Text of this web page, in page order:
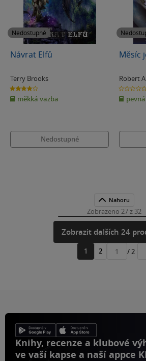
Nedostupné
Návrat Elfů
Terry Brooks
4.0
z
5
hvězdiček
měkká vazba
Nedostupné
Měsíc
Robert
0.0
z
5
hvězdiček
Nahoru
Zobrazeno 27 z 32
Zobrazit dalších 24
1 2
Přejít
/ 2
Knihy, recenze a klubové
ve vaší kapse a naší appce